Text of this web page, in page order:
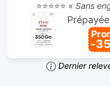
⭐⭐⭐⭐⭐ « Sans
-
Dernier